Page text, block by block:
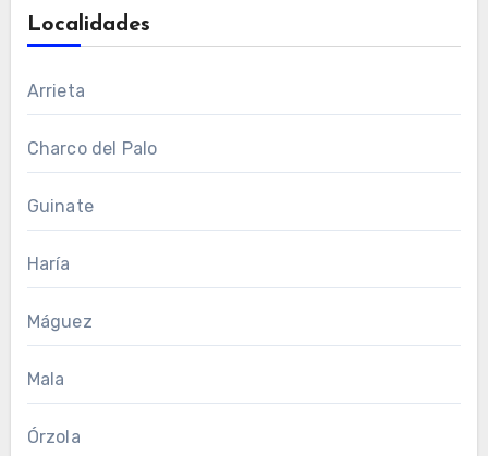
Localidades
Arrieta
Charco del Palo
Guinate
Haría
Máguez
Mala
Órzola